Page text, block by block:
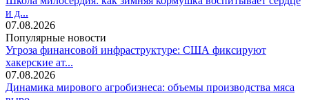
и д...
07.08.2026
Популярные новости
Угроза финансовой инфраструктуре: США фиксируют
хакерские ат...
07.08.2026
Динамика мирового агробизнеса: объемы производства мяса